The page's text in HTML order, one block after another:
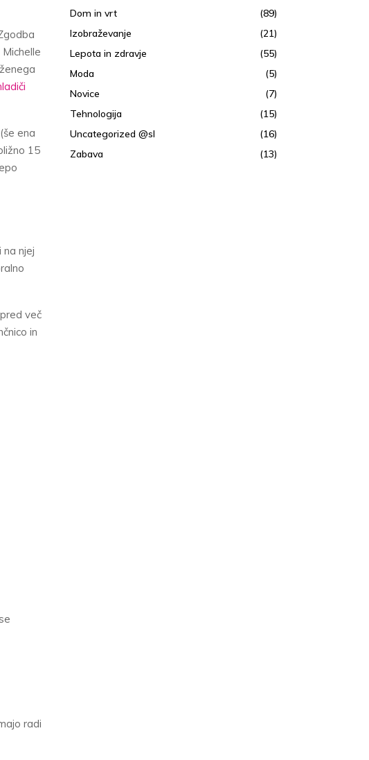
Zgodba
ena
15
njej
več
in
radi
Dom in vrt
(89)
Izobraževanje
(21)
Lepota in zdravje
(55)
Moda
(5)
Novice
(7)
Tehnologija
(15)
Uncategorized @sl
(16)
Zabava
(13)